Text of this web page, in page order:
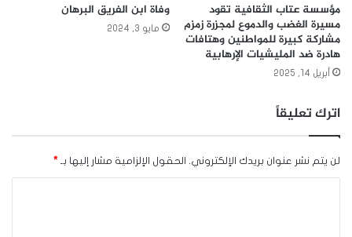
مؤسسة عتاب الثقافية تقود
مسيرة الغضب والدموع لمجزرة زمزم
مشاركة كبيرة للمواطنين وهتافات
هادرة ضد المليشيات الإرهابية
أبريل 14, 2025
وفاة ابن الفريق البرهان
مايو 3, 2024
اترك تعليقاً
لن يتم نشر عنوان بريدك الإلكتروني. الحقول الإلزامية مشار إليها بـ *